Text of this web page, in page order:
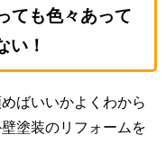
ても色々あって
い！
ばいいかよくわから
塗装のリフォームを